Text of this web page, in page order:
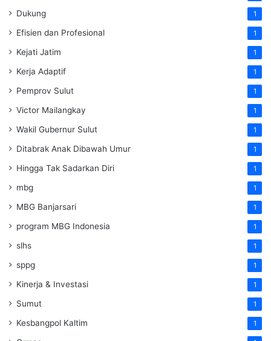
Dukung 1
Efisien dan Profesional 1
Kejati Jatim 1
Kerja Adaptif 1
Pemprov Sulut 1
Victor Mailangkay 1
Wakil Gubernur Sulut 1
Ditabrak Anak Dibawah Umur 1
Hingga Tak Sadarkan Diri 1
mbg 1
MBG Banjarsari 1
program MBG Indonesia 1
slhs 1
sppg 1
Kinerja & Investasi 1
Sumut 1
Kesbangpol Kaltim 1